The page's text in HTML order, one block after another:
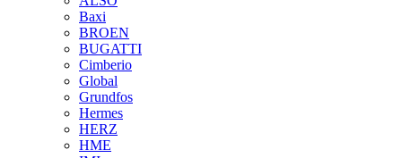
Baxi
BROEN
BUGATTI
Cimberio
Global
Grundfos
Hermes
HERZ
HME